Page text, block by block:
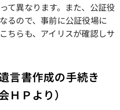
て異なります。また、公証役
るので、事前に公証役場に
ちらも、アイリスが確認しサ
言書作成の手続き
ＨＰより）